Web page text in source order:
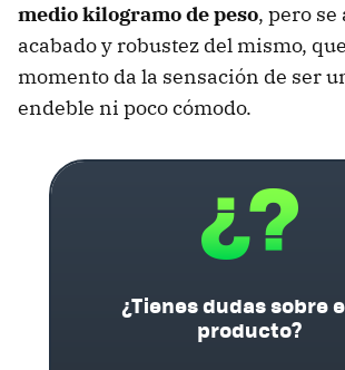
medio kilogramo de peso, pero se
acabado y robustez del mismo,
momento da la sensación de ser
endeble ni poco cómodo.
¿Tienes dudas sobre
producto?